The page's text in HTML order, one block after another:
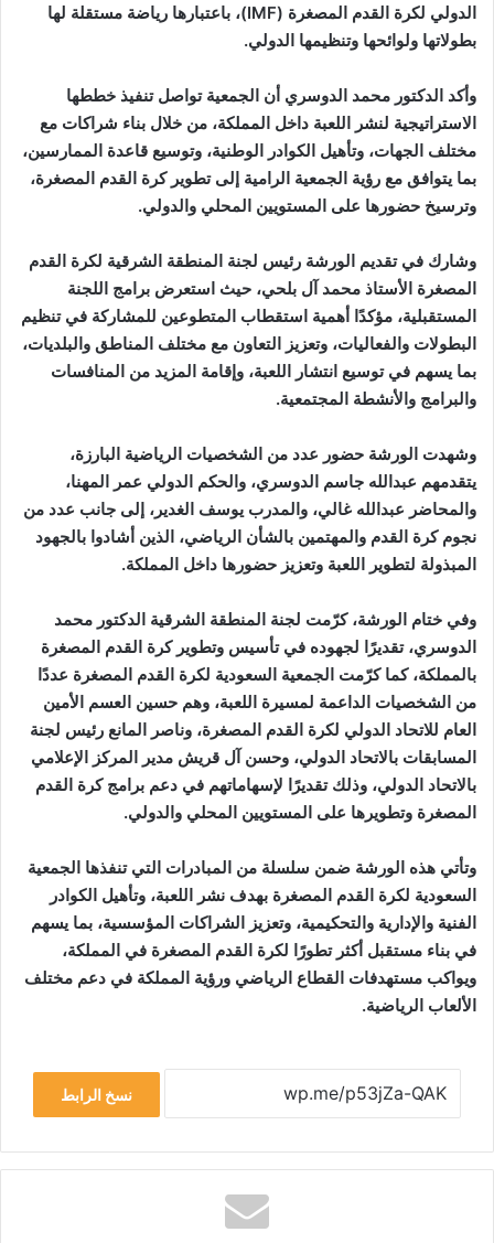
الدولي لكرة القدم المصغرة (IMF)، باعتبارها رياضة مستقلة لها
بطولاتها ولوائحها وتنظيمها الدولي.
وأكد الدكتور محمد الدوسري أن الجمعية تواصل تنفيذ خططها
الاستراتيجية لنشر اللعبة داخل المملكة، من خلال بناء شراكات مع
مختلف الجهات، وتأهيل الكوادر الوطنية، وتوسيع قاعدة الممارسين،
بما يتوافق مع رؤية الجمعية الرامية إلى تطوير كرة القدم المصغرة،
وترسيخ حضورها على المستويين المحلي والدولي.
وشارك في تقديم الورشة رئيس لجنة المنطقة الشرقية لكرة القدم
المصغرة الأستاذ محمد آل بلحي، حيث استعرض برامج اللجنة
المستقبلية، مؤكدًا أهمية استقطاب المتطوعين للمشاركة في تنظيم
البطولات والفعاليات، وتعزيز التعاون مع مختلف المناطق والبلديات،
بما يسهم في توسيع انتشار اللعبة، وإقامة المزيد من المنافسات
والبرامج والأنشطة المجتمعية.
وشهدت الورشة حضور عدد من الشخصيات الرياضية البارزة،
يتقدمهم عبدالله جاسم الدوسري، والحكم الدولي عمر المهنا،
والمحاضر عبدالله غالي، والمدرب يوسف الغدير، إلى جانب عدد من
نجوم كرة القدم والمهتمين بالشأن الرياضي، الذين أشادوا بالجهود
المبذولة لتطوير اللعبة وتعزيز حضورها داخل المملكة.
وفي ختام الورشة، كرّمت لجنة المنطقة الشرقية الدكتور محمد
الدوسري، تقديرًا لجهوده في تأسيس وتطوير كرة القدم المصغرة
بالمملكة، كما كرّمت الجمعية السعودية لكرة القدم المصغرة عددًا
من الشخصيات الداعمة لمسيرة اللعبة، وهم حسين العسم الأمين
العام للاتحاد الدولي لكرة القدم المصغرة، وناصر المانع رئيس لجنة
المسابقات بالاتحاد الدولي، وحسن آل قريش مدير المركز الإعلامي
بالاتحاد الدولي، وذلك تقديرًا لإسهاماتهم في دعم برامج كرة القدم
المصغرة وتطويرها على المستويين المحلي والدولي.
وتأتي هذه الورشة ضمن سلسلة من المبادرات التي تنفذها الجمعية
السعودية لكرة القدم المصغرة بهدف نشر اللعبة، وتأهيل الكوادر
الفنية والإدارية والتحكيمية، وتعزيز الشراكات المؤسسية، بما يسهم
في بناء مستقبل أكثر تطورًا لكرة القدم المصغرة في المملكة،
ويواكب مستهدفات القطاع الرياضي ورؤية المملكة في دعم مختلف
الألعاب الرياضية.
نسخ الرابط